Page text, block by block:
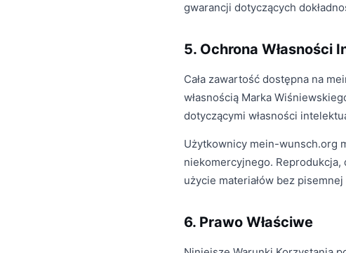
gwarancji dotyczących
5. Ochrona Własności
Cała zawartość dostępna na
własnością Marka
dotyczącymi własności
Użytkownicy mein-wunsch.org
niekomercyjnego.
użycie materiałów bez
6. Prawo Właściwe